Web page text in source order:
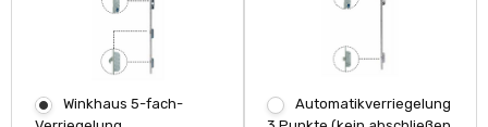
Winkhaus 5-fach-
Automatikverriegelung